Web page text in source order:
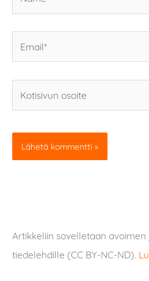
osoite
Artikkeliin sovelletaan avoimen
tiedelehdille (CC BY-NC-ND).